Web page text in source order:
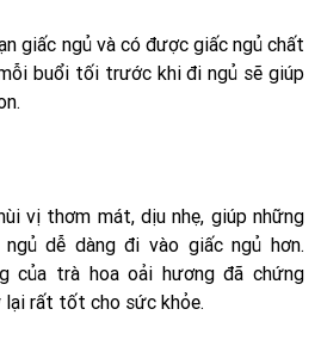
giấc ngủ và có được giấc ngủ chất
buổi tối trước khi đi ngủ sẽ giúp
vị thơm mát, dịu nhẹ, giúp những
dễ dàng đi vào giấc ngủ hơn.
của trà hoa oải hương đã chứng
rất tốt cho sức khỏe.